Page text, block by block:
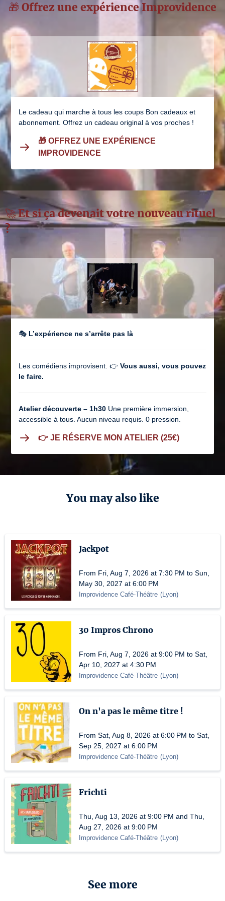
You may also like
Jackpot
From Fri, Aug 7, 2026 at 7:30 PM to Sun,
May 30, 2027 at 6:00 PM
Improvidence Café-Théâtre (Lyon)
30 Impros Chrono
From Fri, Aug 7, 2026 at 9:00 PM to Sat,
Apr 10, 2027 at 4:30 PM
Improvidence Café-Théâtre (Lyon)
On n'a pas le même titre !
From Sat, Aug 8, 2026 at 6:00 PM to Sat,
Sep 25, 2027 at 6:00 PM
Improvidence Café-Théâtre (Lyon)
Frichti
Thu, Aug 13, 2026 at 9:00 PM and Thu,
Aug 27, 2026 at 9:00 PM
Improvidence Café-Théâtre (Lyon)
🚀 Et si ça devenait votre nouveau rituel
?
🎭 L’expérience ne s’arrête pas là
Les comédiens improvisent. 👉 Vous aussi, vous pouvez
le faire.
Atelier découverte – 1h30 Une première immersion,
accessible à tous. Aucun niveau requis. 0 pression.
👉 JE RÉSERVE MON ATELIER (25€)
🎁 Offrez une expérience Improvidence
Le cadeau qui marche à tous les coups Bon cadeaux et
abonnement. Offrez un cadeau original à vos proches !
🎁 OFFREZ UNE EXPÉRIENCE
IMPROVIDENCE
See more